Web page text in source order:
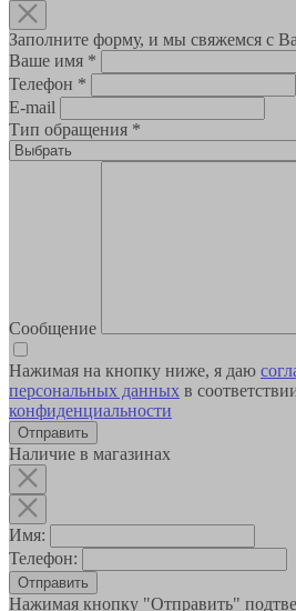
Заполните форму, и мы свяжемся с
Ваше имя *
Телефон *
E-mail
Тип обращения *
Сообщение
Нажимая на кнопку ниже, я даю
персональных данных в
конфиденциальности
Наличие в магазинах
Имя:
Телефон:
Отправить
Нажимая кнопку "Отправить"